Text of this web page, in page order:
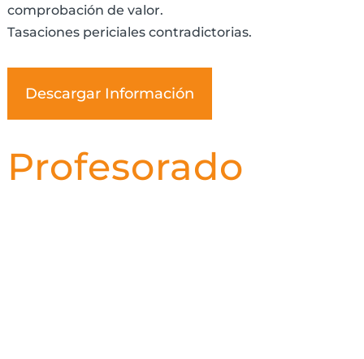
comprobación de valor.
Tasaciones periciales contradictorias.
Descargar Información
Profesorado